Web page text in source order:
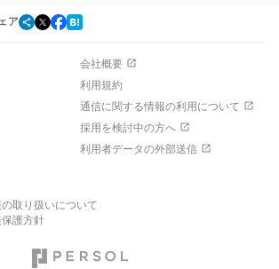
ア
会社概要
利用規約
通信に関する情報の利用について
採用を検討中の方へ
利用者データの外部送信
取り扱いについて
護方針